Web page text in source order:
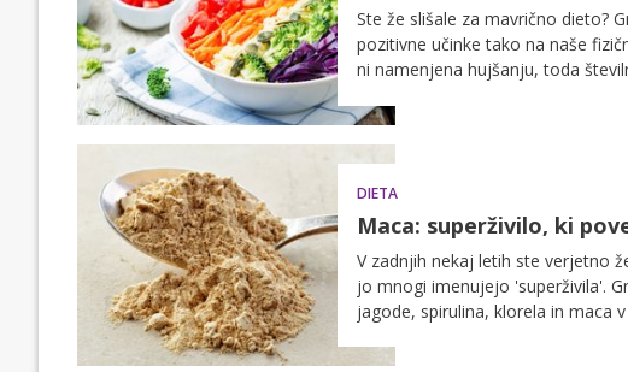
Ste že slišale za mavrično dieto?
pozitivne učinke tako na naše
ni namenjena hujšanju, toda
v nadaljevanju.
DIETA
Maca: superživilo, ki
V zadnjih nekaj letih ste verjetno
jo mnogi imenujejo 'superživila'.
jagode, spirulina, klorela in maca